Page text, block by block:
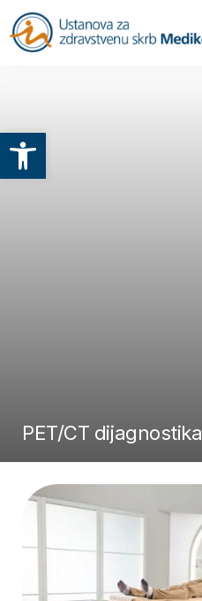
Otvori alatnu traku
PET/CT dijagnostika